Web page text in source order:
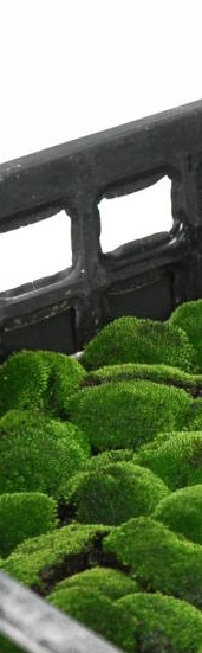
桜も同時に購入させていた
だきましたが
どちらも大変満足いたしま
した♪
これからの季節、山もみじ
から桜にかけて
楽しみたいと思います!
masayaさん